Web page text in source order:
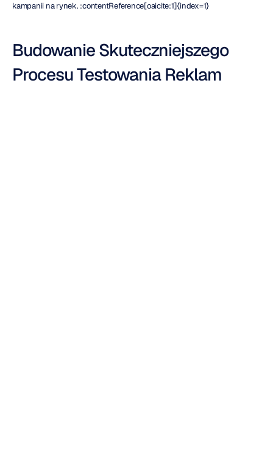
kampanii na rynek. :contentReference[oaicite:1]{index=1}
Budowanie Skuteczniejszego
Procesu Testowania Reklam